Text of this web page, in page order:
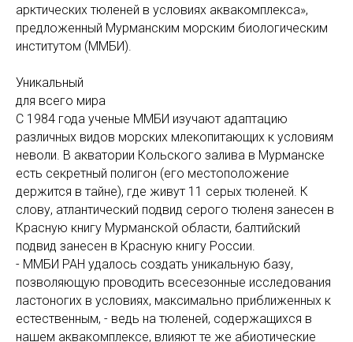
арктических тюленей в условиях аквакомплекса»,
предложенный Мурманским морским биологическим
институтом (ММБИ).
Уникальный
для всего мира
С 1984 года ученые ММБИ изучают адаптацию
различных видов морских млекопитающих к условиям
неволи. В акватории Кольского залива в Мурманске
есть секретный полигон (его местоположение
держится в тайне), где живут 11 серых тюленей. К
слову, атлантический подвид серого тюленя занесен в
Красную книгу Мурманской области, балтийский
подвид занесен в Красную книгу России.
- ММБИ РАН удалось создать уникальную базу,
позволяющую проводить всесезонные исследования
ластоногих в условиях, максимально приближенных к
естественным, - ведь на тюленей, содержащихся в
нашем аквакомплексе, влияют те же абиотические